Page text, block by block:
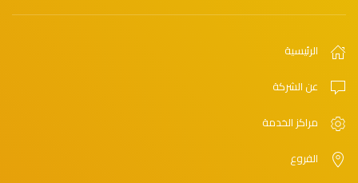
الرئيسية
عن الشركة
مراكز الخدمة
الفروع